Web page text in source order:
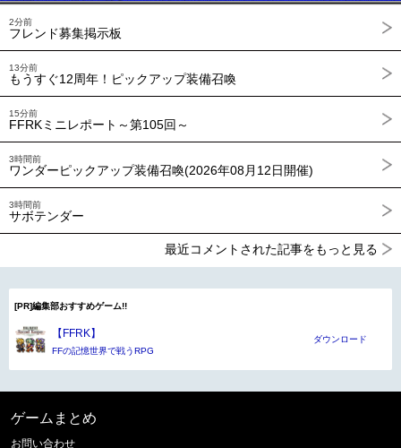
2分前
フレンド募集掲示板
13分前
もうすぐ12周年！ピックアップ装備召喚
15分前
FFRKミニレポート～第105回～
3時間前
ワンダーピックアップ装備召喚(2026年08月12日開催)
3時間前
サボテンダー
最近コメントされた記事をもっと見る
[PR]編集部おすすめゲーム!!
【FFRK】
FFの記憶世界で戦うRPG
ダウンロード
ゲームまとめ
お問い合わせ